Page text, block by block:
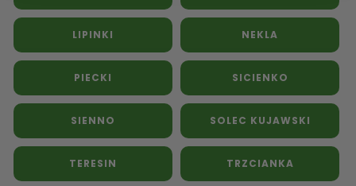
LIPINKI NEKLA
PIECKI SICIENKO
SIENNO SOLEC KUJAWSKI
TERESIN TRZCIANKA